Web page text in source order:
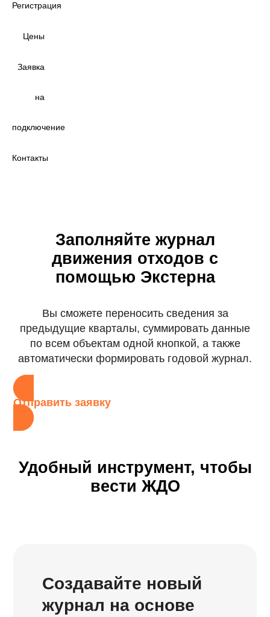
Регистрация
Цены
Заявка
на
подключение
Контакты
Заполняйте журнал
движения отходов с
помощью Экстерна
Вы сможете переносить сведения за
предыдущие кварталы, суммировать данные
по всем объектам одной кнопкой, а также
автоматически формировать годовой журнал.
Отправить заявку
Удобный инструмент, чтобы
вести ЖДО
Создавайте новый
журнал на основе